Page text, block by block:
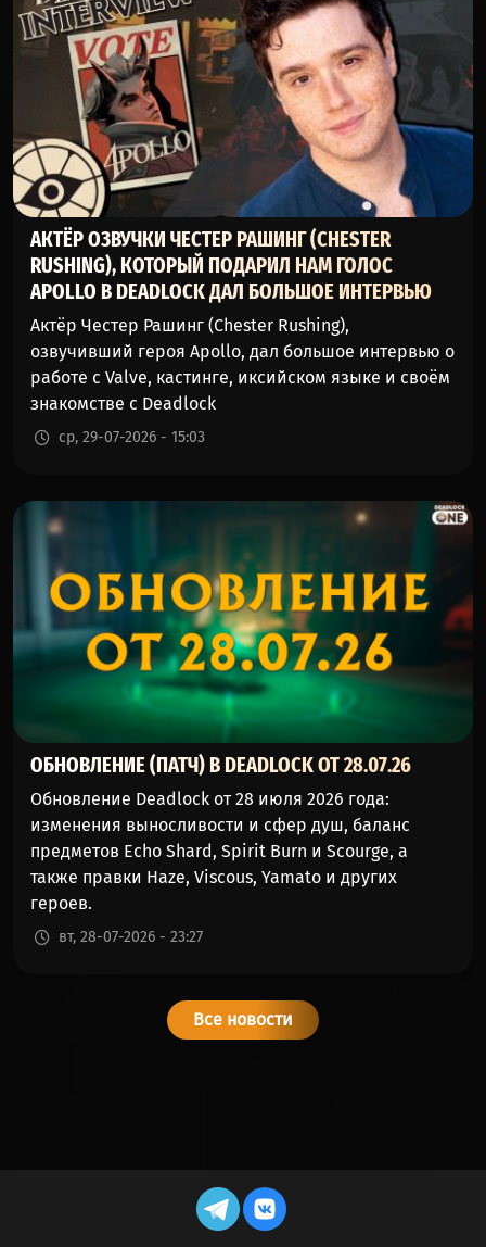
АКТЁР ОЗВУЧКИ ЧЕСТЕР РАШИНГ (CHESTER
RUSHING), КОТОРЫЙ ПОДАРИЛ НАМ ГОЛОС
APOLLO В DEADLOCK ДАЛ БОЛЬШОЕ ИНТЕРВЬЮ
Актёр Честер Рашинг (Chester Rushing),
озвучивший героя Apollo, дал большое интервью о
работе с Valve, кастинге, иксийском языке и своём
знакомстве с Deadlock
ср, 29-07-2026 - 15:03
ОБНОВЛЕНИЕ (ПАТЧ) В DEADLOCK ОТ 28.07.26
Обновление Deadlock от 28 июля 2026 года:
изменения выносливости и сфер душ, баланс
предметов Echo Shard, Spirit Burn и Scourge, а
также правки Haze, Viscous, Yamato и других
героев.
вт, 28-07-2026 - 23:27
Все новости